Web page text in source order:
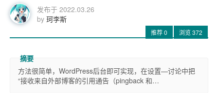
发布于 2022.03.26
by 珂李斯
推荐0 浏览372
方法很简单，WordPress后台即可实现，在设置—讨论中把
“接收来自外部博客的引用通告（pingback 和…